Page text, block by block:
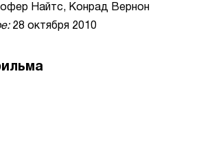
Найтс, Конрад Вернон
28 октября 2010